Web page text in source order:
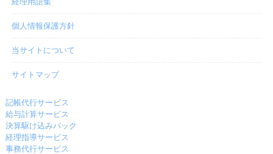
個人情報保護方針
当サイトについて
サイトマップ
記帳代行サービス
給与計算サービス
決算駆け込みパック
経理指導サービス
事務代行サービス